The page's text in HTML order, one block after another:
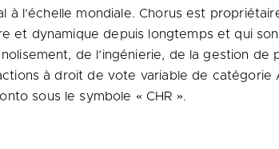
l’échelle mondiale. Chorus est
et dynamique depuis longtemps et qui
de l’ingénierie, de la gestion
à droit de vote variable de
sous le symbole « CHR ».